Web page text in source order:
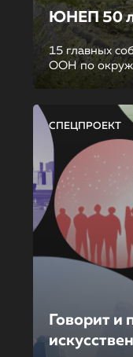
ЮНЕП 50
15 главных
ООН по
СПЕЦПРОЕКТ
Говорит и